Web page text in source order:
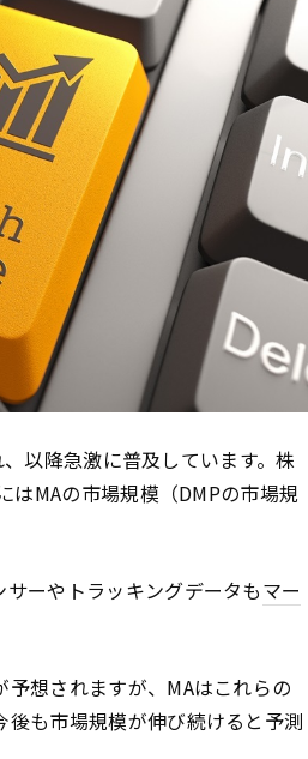
以降急激に普及しています。株
MAの市場規模（DMPの市場規
ーやトラッキングデータもマー
想されますが、MAはこれらの
も市場規模が伸び続けると予測